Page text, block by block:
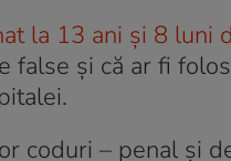
la 13 ani și 8 luni
false şi că ar fi
coduri – penal și